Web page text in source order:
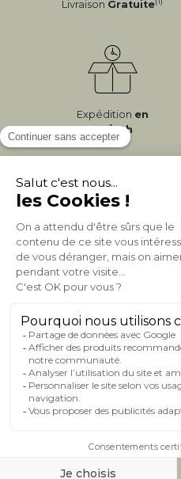
Livraison Gratuite
Expédition en
24/72h
À PROPOS DE MILIBOO
AIDE & CONTACT